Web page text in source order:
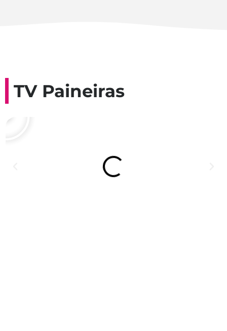
TV Paineiras